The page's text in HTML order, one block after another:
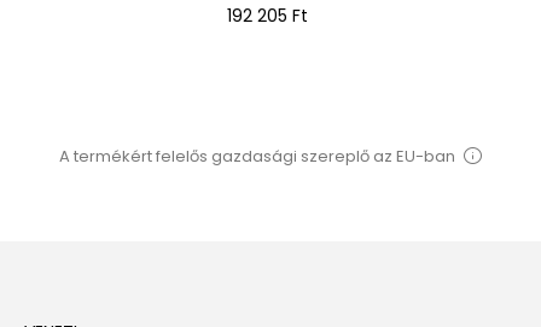
Ár
192 205 Ft
A termékért felelős gazdasági szereplő az EU-ban